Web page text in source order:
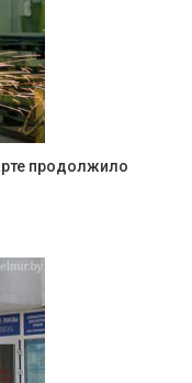
продолжило